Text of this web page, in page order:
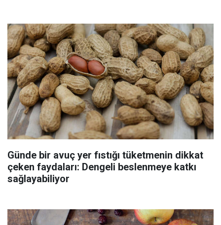
Günde bir avuç yer fıstığı tüketmenin dikkat
çeken faydaları: Dengeli beslenmeye katkı
sağlayabiliyor